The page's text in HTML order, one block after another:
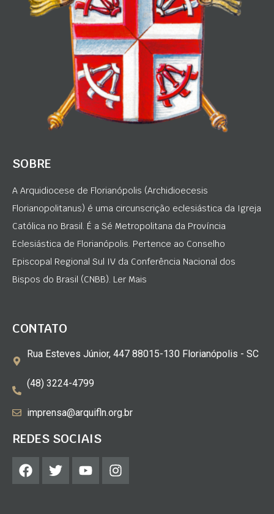
SOBRE
A Arquidiocese de Florianópolis (Archidioecesis
Florianopolitanus) é uma circunscrição eclesiástica da Igreja
Católica no Brasil. É a Sé Metropolitana da Província
Eclesiástica de Florianópolis. Pertence ao Conselho
Episcopal Regional Sul IV da Conferência Nacional dos
Bispos do Brasil (CNBB). Ler Mais
CONTATO
Rua Esteves Júnior, 447 88015-130 Florianópolis - SC
(48) 3224-4799
imprensa@arquifln.org.br
REDES SOCIAIS